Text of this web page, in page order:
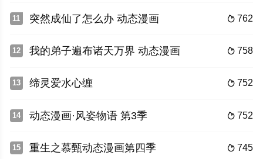
11  762
突然成仙了怎么办 动态漫画
12  758
我的弟子遍布诸天万界 动态漫画
13  752
缔灵爱水心缠
14  752
动态漫画·风姿物语 第3季
15  745
重生之慕甄动态漫画第四季